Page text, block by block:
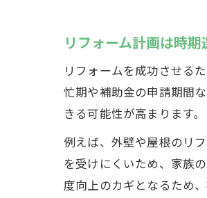
リフォーム計画は時
リフォームを成功させる
忙期や補助金の申請期間
きる可能性が高まります。
例えば、外壁や屋根のリ
を受けにくいため、家族
度向上のカギとなるため